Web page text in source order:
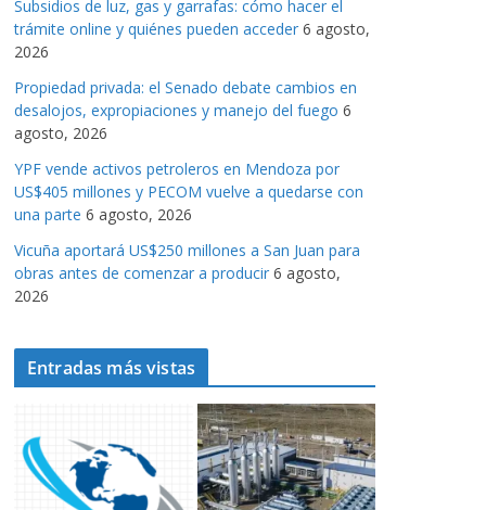
a
s
Subsidios de luz, gas y garrafas: cómo hacer el
trámite online y quiénes pueden acceder 6 agosto,
2026
Propiedad privada: el Senado debate cambios en
desalojos, expropiaciones y manejo del fuego 6
agosto, 2026
YPF vende activos petroleros en Mendoza por
US$405 millones y PECOM vuelve a quedarse con
una parte 6 agosto, 2026
Vicuña aportará US$250 millones a San Juan para
obras antes de comenzar a producir 6 agosto,
2026
Entradas más vistas